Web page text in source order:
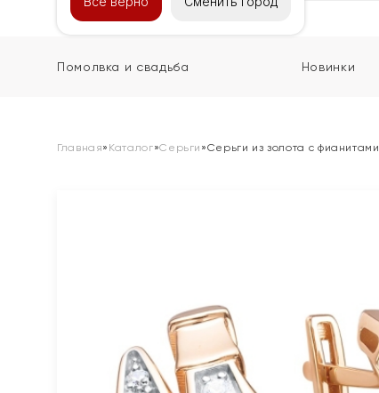
Помолвка и свадьба Новинки
Главная» Каталог»Серьги »Серьги из золота с фианитами